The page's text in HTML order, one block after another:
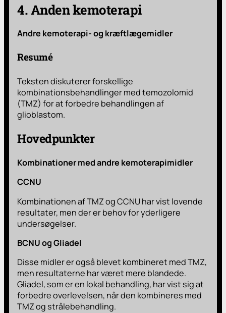
4. Anden kemoterapi
Andre kemoterapi- og kræftlægemidler
Resumé
Teksten diskuterer forskellige
kombinationsbehandlinger med temozolomid
(TMZ) for at forbedre behandlingen af
glioblastom.
Hovedpunkter
Kombinationer med andre kemoterapimidler
CCNU
Kombinationen af TMZ og CCNU har vist lovende
resultater, men der er behov for yderligere
undersøgelser.
BCNU og Gliadel
Disse midler er også blevet kombineret med TMZ,
men resultaterne har været mere blandede.
Gliadel, som er en lokal behandling, har vist sig at
forbedre overlevelsen, når den kombineres med
TMZ og strålebehandling.